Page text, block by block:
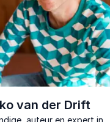
van der Drift
auteur en expert in